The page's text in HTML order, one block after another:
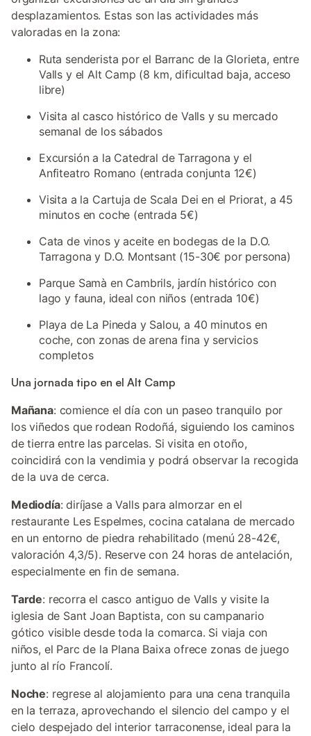
desplazamientos. Estas son las actividades más
valoradas en la zona:
Ruta senderista por el Barranc de la Glorieta, entre
Valls y el Alt Camp (8 km, dificultad baja, acceso
libre)
Visita al casco histórico de Valls y su mercado
semanal de los sábados
Excursión a la Catedral de Tarragona y el
Anfiteatro Romano (entrada conjunta 12€)
Visita a la Cartuja de Scala Dei en el Priorat, a 45
minutos en coche (entrada 5€)
Cata de vinos y aceite en bodegas de la D.O.
Tarragona y D.O. Montsant (15-30€ por persona)
Parque Samà en Cambrils, jardín histórico con
lago y fauna, ideal con niños (entrada 10€)
Playa de La Pineda y Salou, a 40 minutos en
coche, con zonas de arena fina y servicios
completos
Una jornada tipo en el Alt Camp
Mañana: comience el día con un paseo tranquilo por
los viñedos que rodean Rodoñá, siguiendo los caminos
de tierra entre las parcelas. Si visita en otoño,
coincidirá con la vendimia y podrá observar la recogida
de la uva de cerca.
Mediodía: diríjase a Valls para almorzar en el
restaurante Les Espelmes, cocina catalana de mercado
en un entorno de piedra rehabilitado (menú 28-42€,
valoración 4,3/5). Reserve con 24 horas de antelación,
especialmente en fin de semana.
Tarde: recorra el casco antiguo de Valls y visite la
iglesia de Sant Joan Baptista, con su campanario
gótico visible desde toda la comarca. Si viaja con
niños, el Parc de la Plana Baixa ofrece zonas de juego
junto al río Francolí.
Noche: regrese al alojamiento para una cena tranquila
en la terraza, aprovechando el silencio del campo y el
cielo despejado del interior tarraconense, ideal para la